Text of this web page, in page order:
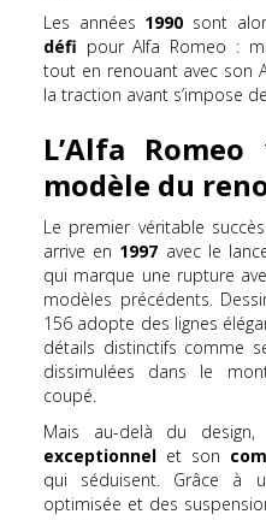
Les années 1990 sont
défi pour Alfa Romeo :
tout en renouant avec son
la traction avant s’impose
L’Alfa
modèle du
Le premier véritable
arrive en 1997 avec le
qui marque une rupture
modèles précédents.
156 adopte des lignes
détails distinctifs comme
dissimulées dans le
coupé.
Mais au-delà du
exceptionnel et son
qui séduisent. Grâce à
optimisée et des